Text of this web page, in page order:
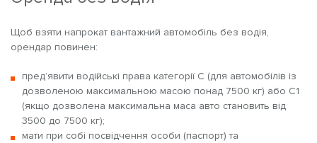
Щоб взяти напрокат вантажний автомобіль без водія,
орендар повинен:
пред’явити водійські права категорії C (для автомобілів із
дозволеною максимальною масою понад 7500 кг) або C1
(якщо дозволена максимальна маса авто становить від
3500 до 7500 кг);
мати при собі посвідчення особи (паспорт) та